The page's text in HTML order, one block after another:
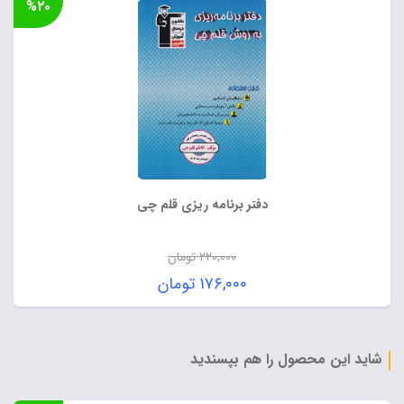
بود.
۳۰۴,۰۰۰ تومان.
دفتر برنامه ریزی قلم چی
۲۲۰,۰۰۰تومان
قیمت
اصلی:
بود.
۱۷۶,۰۰۰ تومان
قیمت
۱۷۶,۰۰۰ تومان.
%۲۰
شاید این محصول را هم بپسندید